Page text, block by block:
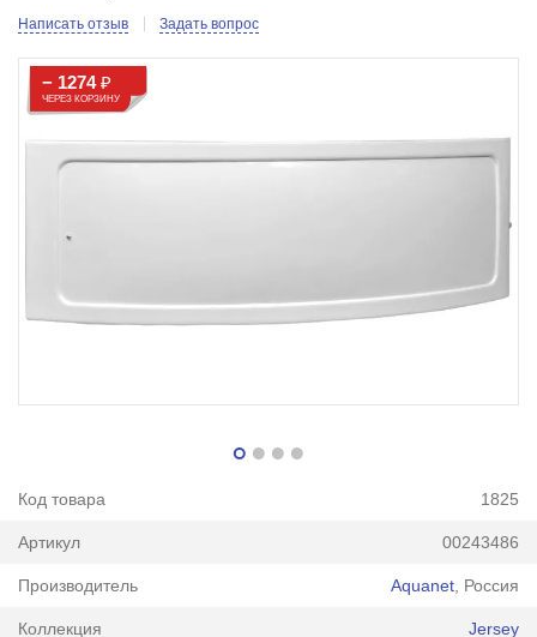
Написать отзыв Задать вопрос
− 1274₽
ЧЕРЕЗ КОРЗИНУ
Код товара 1825
Артикул 00243486
Производитель Aquanet , Россия
Коллекция Jersey